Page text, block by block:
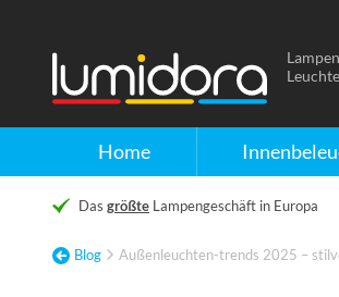
Home
Naar
de
Das größte Lampengeschäft in Europa
Blog Außenleuchten-trends 2025 –